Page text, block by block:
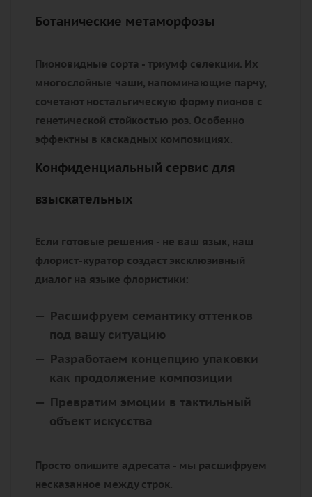
Ботанические метаморфозы
Пионовидные сорта - триумф селекции. Их
многослойные чаши, напоминающие парчу,
сочетают ностальгическую форму пионов с
генетической стойкостью роз. Особенно
эффектны в каскадных композициях.
Конфиденциальный сервис для
взыскательных
Если готовые решения - не ваш язык, наш
флорист-куратор создаст эксклюзивный
диалог на языке флористики:
Расшифруем семантику оттенков
под вашу ситуацию
Разработаем концепцию упаковки
как продолжение композиции
Превратим эмоции в тактильный
объект искусства
Просто опишите адресата - мы расшифруем
несказанное между строк.